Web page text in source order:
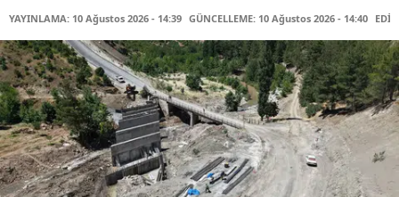
YAYINLAMA: 10 Ağustos 2026 - 14:39 GÜNCELLEME: 10 Ağustos 2026 - 14:40